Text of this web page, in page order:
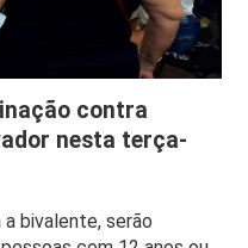
contra
nesta terça-
bivalente, serão